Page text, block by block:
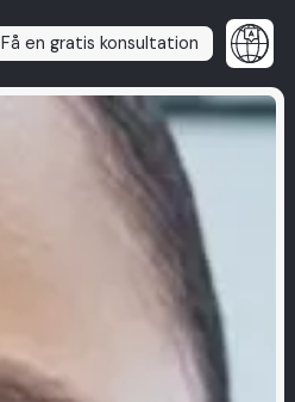
Få en gratis konsultation